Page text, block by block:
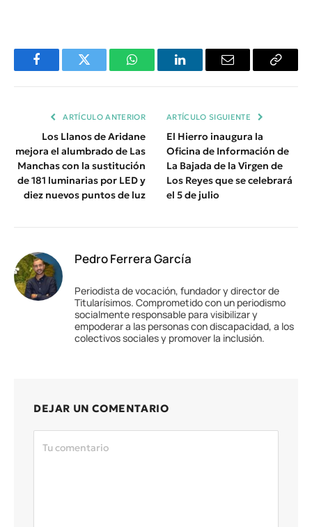
FacebookTwitter WhatsAppLinkedInEmail
Copiar
ARTÍCULO ANTERIOR
Los Llanos de Aridane
mejora el alumbrado de Las
Manchas con la sustitución
de 181 luminarias por LED y
diez nuevos puntos de luz
ARTÍCULO SIGUIENTE
El Hierro inaugura la
Oficina de Información de
La Bajada de la Virgen de
Los Reyes que se celebrará
el 5 de julio
Pedro Ferrera García
Periodista de vocación, fundador y director de
Titularísimos. Comprometido con un periodismo
socialmente responsable para visibilizar y
empoderar a las personas con discapacidad, a los
colectivos sociales y promover la inclusión.
DEJAR UN COMENTARIO